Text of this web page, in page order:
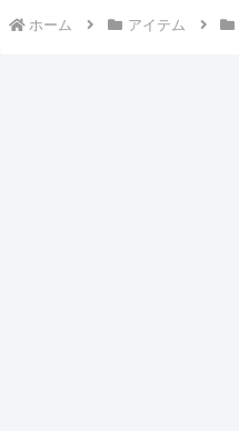
ホーム アイテム